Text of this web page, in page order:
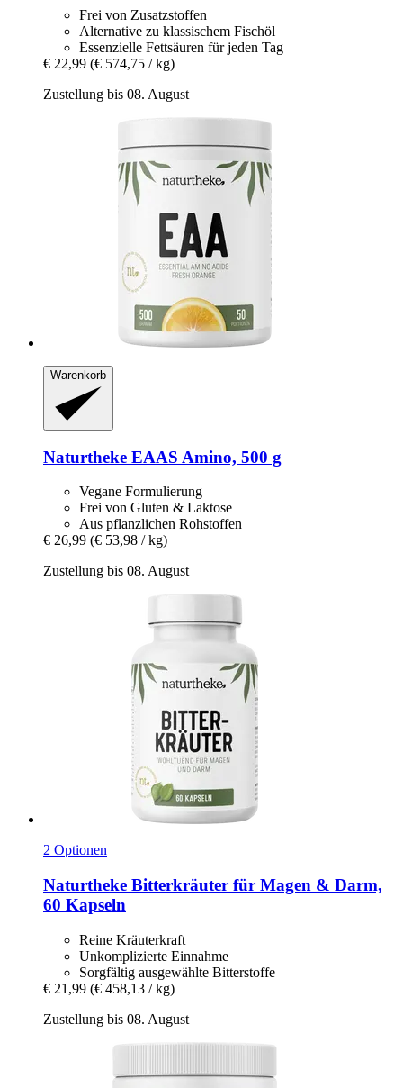
Frei von Zusatzstoffen
Alternative zu klassischem Fischöl
Essenzielle Fettsäuren für jeden Tag
€ 22,99 (€ 574,75 / kg)
Zustellung bis 08. August
Warenkorb
Naturtheke EAAS Amino, 500 g
Vegane Formulierung
Frei von Gluten & Laktose
Aus pflanzlichen Rohstoffen
€ 26,99 (€ 53,98 / kg)
Zustellung bis 08. August
2 Optionen
Naturtheke Bitterkräuter für Magen & Darm,
60 Kapseln
Reine Kräuterkraft
Unkomplizierte Einnahme
Sorgfältig ausgewählte Bitterstoffe
€ 21,99 (€ 458,13 / kg)
Zustellung bis 08. August